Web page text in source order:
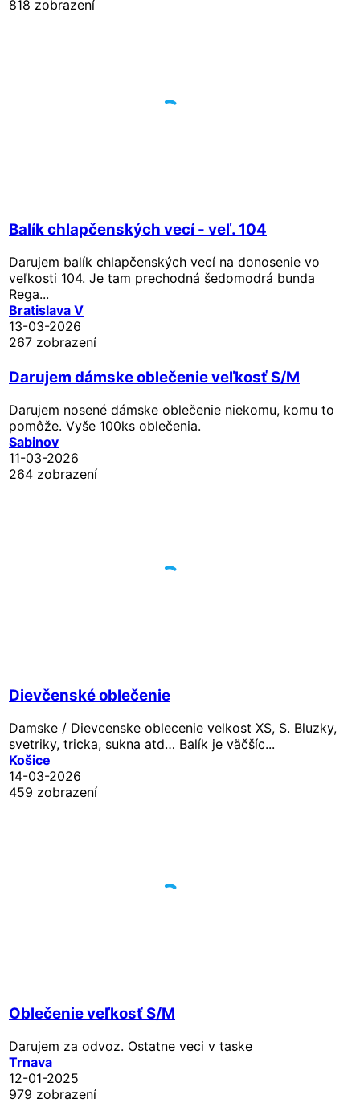
818 zobrazení
Balík chlapčenských vecí - veľ. 104
Darujem balík chlapčenských vecí na donosenie vo
veľkosti 104. Je tam prechodná šedomodrá bunda
Rega...
Bratislava V
13-03-2026
267 zobrazení
Darujem dámske oblečenie veľkosť S/M
Darujem nosené dámske oblečenie niekomu, komu to
pomôže. Vyše 100ks oblečenia.
Sabinov
11-03-2026
264 zobrazení
Dievčenské oblečenie
Damske / Dievcenske oblecenie velkost XS, S. Bluzky,
svetriky, tricka, sukna atd… Balík je väčšíc...
Košice
14-03-2026
459 zobrazení
Oblečenie veľkosť S/M
Darujem za odvoz. Ostatne veci v taske
Trnava
12-01-2025
979 zobrazení